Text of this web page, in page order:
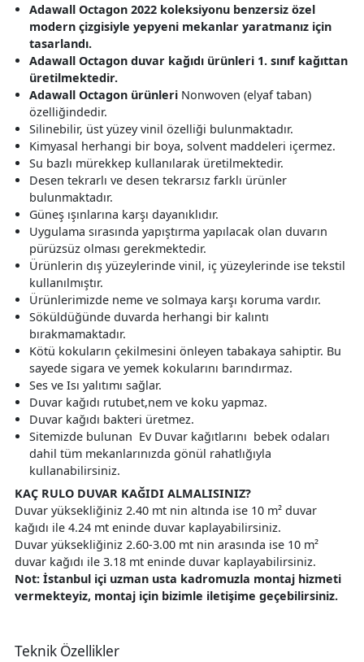
Adawall Octagon 2022 koleksiyonu benzersiz özel
modern çizgisiyle yepyeni mekanlar yaratmanız için
tasarlandı.
Adawall Octagon duvar kağıdı ürünleri 1. sınıf kağıttan
üretilmektedir.
Adawall Octagon ürünleri Nonwoven (elyaf taban)
özelliğindedir.
Silinebilir, üst yüzey vinil özelliği bulunmaktadır.
Kimyasal herhangi bir boya, solvent maddeleri içermez.
Su bazlı mürekkep kullanılarak üretilmektedir.
Desen tekrarlı ve desen tekrarsız farklı ürünler
bulunmaktadır.
Güneş ışınlarına karşı dayanıklıdır.
Uygulama sırasında yapıştırma yapılacak olan duvarın
pürüzsüz olması gerekmektedir.
Ürünlerin dış yüzeylerinde vinil, iç yüzeylerinde ise tekstil
kullanılmıştır.
Ürünlerimizde neme ve solmaya karşı koruma vardır.
Söküldüğünde duvarda herhangi bir kalıntı
bırakmamaktadır.
Kötü kokuların çekilmesini önleyen tabakaya sahiptir. Bu
sayede sigara ve yemek kokularını barındırmaz.
Ses ve Isı yalıtımı sağlar.
Duvar kağıdı rutubet,nem ve koku yapmaz.
Duvar kağıdı bakteri üretmez.
Sitemizde bulunan Ev Duvar kağıtlarını bebek odaları
dahil tüm mekanlarınızda gönül rahatlığıyla
kullanabilirsiniz.
KAÇ RULO DUVAR KAĞIDI ALMALISINIZ?
Duvar yüksekliğiniz 2.40 mt nin altında ise 10 m² duvar
kağıdı ile 4.24 mt eninde duvar kaplayabilirsiniz.
Duvar yüksekliğiniz 2.60-3.00 mt nin arasında ise 10 m²
duvar kağıdı ile 3.18 mt eninde duvar kaplayabilirsiniz.
Not: İstanbul içi uzman usta kadromuzla montaj hizmeti
vermekteyiz, montaj için bizimle iletişime geçebilirsiniz.
Teknik Özellikler